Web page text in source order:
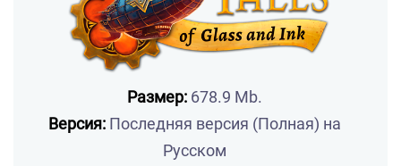
Размер:678.9 Mb.
Версия:Последняя версия (Полная) на
Русском